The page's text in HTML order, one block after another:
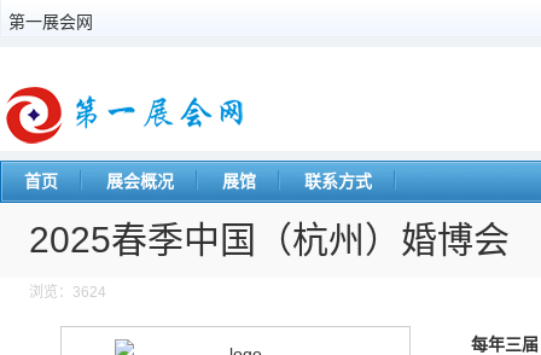
第一展会网
首页 展会概况 展馆 联系方式
2025春季中国（杭州）婚博会
浏览：3624
每年三